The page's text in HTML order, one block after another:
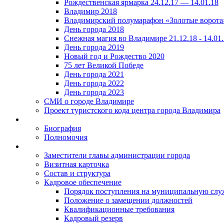
Рождественская ярмарка 24.12.17 — 14.01.18
Владимир 2018
Владимирский полумарафон «Золотые
День города 2018
Снежная магия во Владимире 21.12.18 -
День города 2019
Новый год и Рождество 2020
75 лет Великой Победе
День города 2021
День города 2022
День города 2023
СМИ о городе Владимире
Проект туристского кода центра города Владимира
Биография
Полномочия
Заместители главы администрации города
Визитная карточка
Состав и структура
Кадровое обеспечение
Порядок поступления на муниципальную
Положение о замещении должностей
Квалификационные требования
Кадровый резерв